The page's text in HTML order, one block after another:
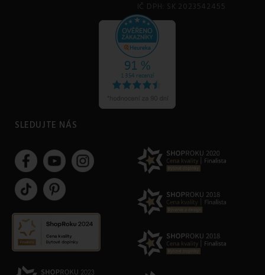
IČ DPH: SK 2023542455
SLEDUJTE NÁS